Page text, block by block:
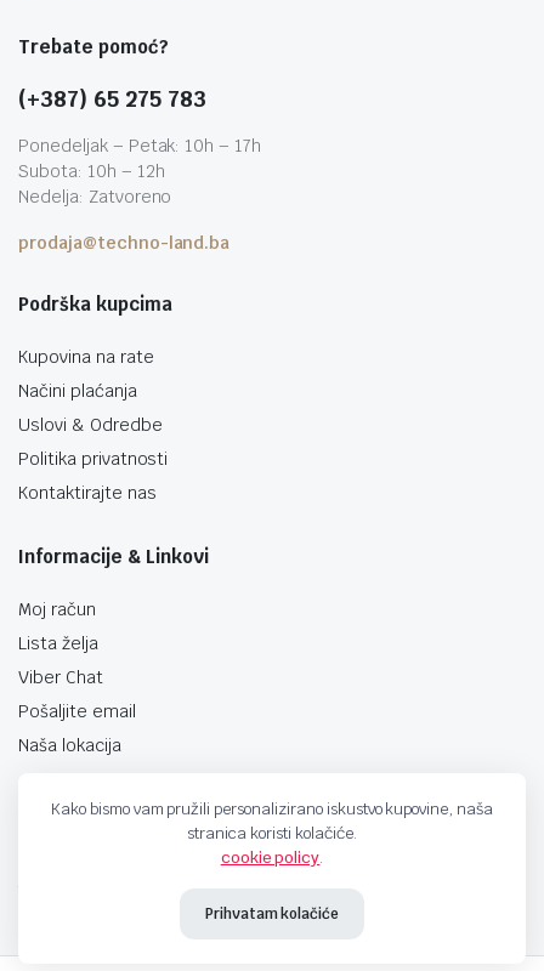
Trebate pomoć?
(+387) 65 275 783
Ponedeljak – Petak: 10h – 17h
Subota: 10h – 12h
Nedelja: Zatvoreno
prodaja@techno-land.ba
Podrška kupcima
Kupovina na rate
Načini plaćanja
Uslovi & Odredbe
Politika privatnosti
Kontaktirajte nas
Informacije & Linkovi
Moj račun
Lista želja
Viber Chat
Pošaljite email
Naša lokacija
Kako bismo vam pružili personalizirano iskustvo kupovine, naša
stranica koristi kolačiće.
cookie policy.
Prihvatam kolačiće